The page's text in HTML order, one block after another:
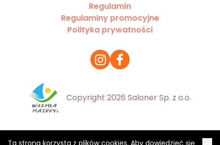
Ta strona korzysta z plików cookies. Aby dowiedzieć się
Regulamin
Regulaminy promocyjne
Polityka prywatności
Copyright 2026 Saloner Sp. z o.o.